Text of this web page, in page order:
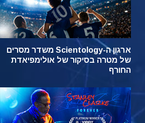
ארגון ה-Scientology משדר מסרים
של מטרה בסיקור של אולימפיאדת
החורף